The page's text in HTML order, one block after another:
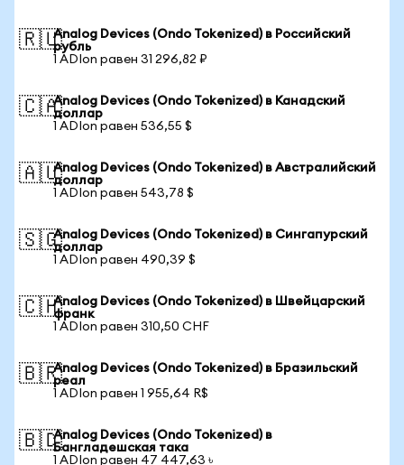
🇷🇺Analog Devices (Ondo Tokenized) в Российский
рубль
1 ADIon равен 31 296,82 ₽
🇨🇦Analog Devices (Ondo Tokenized) в Канадский
доллар
1 ADIon равен 536,55 $
🇦🇺Analog Devices (Ondo Tokenized) в Австралийский
доллар
1 ADIon равен 543,78 $
🇸🇬Analog Devices (Ondo Tokenized) в Сингапурский
доллар
1 ADIon равен 490,39 $
🇨🇭Analog Devices (Ondo Tokenized) в Швейцарский
франк
1 ADIon равен 310,50 CHF
🇧🇷Analog Devices (Ondo Tokenized) в Бразильский
реал
1 ADIon равен 1 955,64 R$
🇧🇩Analog Devices (Ondo Tokenized) в
Бангладешская така
1 ADIon равен 47 447,63 ৳